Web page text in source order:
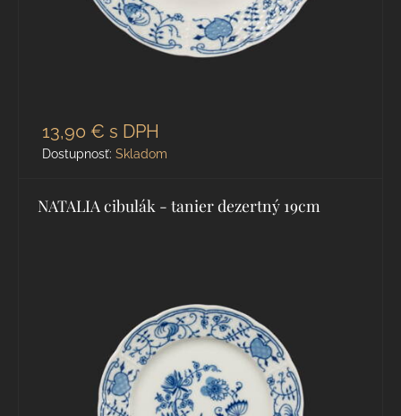
13,90 € s DPH
Dostupnosť: Skladom
NATALIA cibulák - tanier dezertný 19cm